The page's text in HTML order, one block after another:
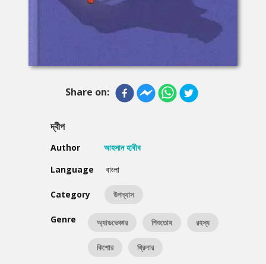
Share on:
দ্বীপ
Author
আহসান হাবীব
Language
বাংলা
Category উপন্যাস
Genre অ্যাডভেঞ্চার শিশুতোষ রহস্য
কিশোর থ্রিলার